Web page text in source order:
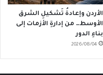
الأردن وإعادةُ تَشكيلِ الشرق
الأوسط… من إدارةِ الأزمات إلى
بناءِ الدور
2026/08/04